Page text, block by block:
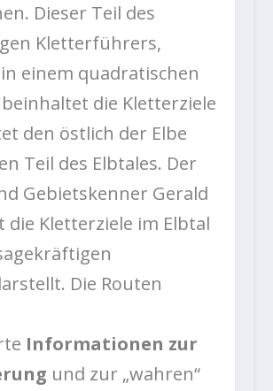
Dieser Teil des
Kletterführers,
einem quadratischen
die Kletterziele
den östlich der Elbe
Teil des Elbtales. Der
Gebietskenner Gerald
die Kletterziele im Elbtal
Die Routen
Informationen zur
und zur „wahren“